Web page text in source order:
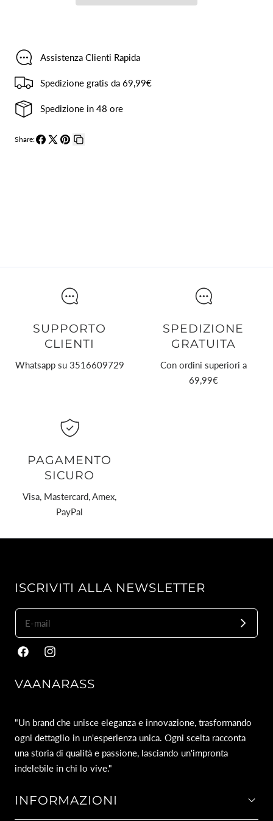
Lungo
Assistenza Clienti Rapida
Spedizione gratis da 69,99€
Spedizione in 48 ore
Share:
SUPPORTO
CLIENTI
Whatsapp su 3516609729
SPEDIZIONE
GRATUITA
Con ordini superiori a
69,99€
PAGAMENTO
SICURO
Visa, Mastercard, Amex,
PayPal
VAANARASS
"Un brand che unisce eleganza e innovazione, trasformando
ogni dettaglio in un'esperienza unica. Ogni scelta racconta
una storia di qualità e passione, lasciando un'impronta
indelebile in chi lo vive."
INFORMAZIONI
ISCRIVITI ALLA NEWSLETTER
FacebookInstagram